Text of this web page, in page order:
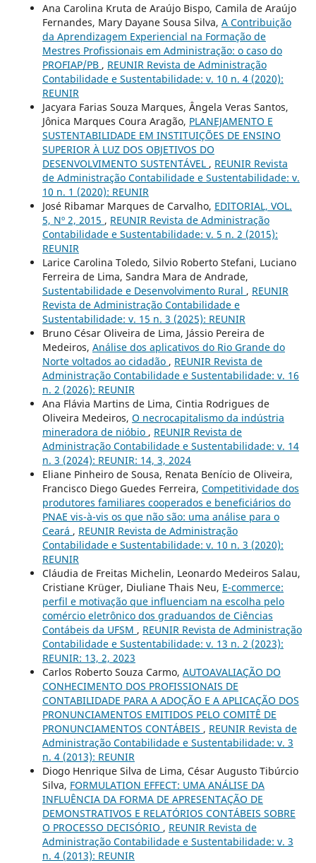
Ana Carolina Kruta de Araújo Bispo, Camila de Araújo
Fernandes, Mary Dayane Sousa Silva, A Contribuição
da Aprendizagem Experiencial na Formação de
Mestres Profissionais em Administração: o caso do
PROFIAP/PB , REUNIR Revista de Administração
Contabilidade e Sustentabilidade: v. 10 n. 4 (2020):
REUNIR
Jacyara Farias Souza Marques, Ângela Veras Santos,
Jônica Marques Coura Aragão, PLANEJAMENTO E
SUSTENTABILIDADE EM INSTITUIÇÕES DE ENSINO
SUPERIOR À LUZ DOS OBJETIVOS DO
DESENVOLVIMENTO SUSTENTÁVEL , REUNIR Revista
de Administração Contabilidade e Sustentabilidade: v.
10 n. 1 (2020): REUNIR
José Ribamar Marques de Carvalho, EDITORIAL, VOL.
5, Nº 2, 2015 , REUNIR Revista de Administração
Contabilidade e Sustentabilidade: v. 5 n. 2 (2015):
REUNIR
Larice Carolina Toledo, Silvio Roberto Stefani, Luciano
Ferreira de Lima, Sandra Mara de Andrade,
Sustentabilidade e Desenvolvimento Rural , REUNIR
Revista de Administração Contabilidade e
Sustentabilidade: v. 15 n. 3 (2025): REUNIR
Bruno César Oliveira de Lima, Jássio Pereira de
Medeiros, Análise dos aplicativos do Rio Grande do
Norte voltados ao cidadão , REUNIR Revista de
Administração Contabilidade e Sustentabilidade: v. 16
n. 2 (2026): REUNIR
Ana Flávia Martins de Lima, Cintia Rodrigues de
Oliveira Medeiros, O necrocapitalismo da indústria
mineradora de nióbio , REUNIR Revista de
Administração Contabilidade e Sustentabilidade: v. 14
n. 3 (2024): REUNIR: 14, 3, 2024
Eliane Pinheiro de Sousa, Renata Benício de Oliveira,
Francisco Diego Guedes Ferreira, Competitividade dos
produtores familiares cooperados e beneficiários do
PNAE vis-à-vis os que não são: uma análise para o
Ceará , REUNIR Revista de Administração
Contabilidade e Sustentabilidade: v. 10 n. 3 (2020):
REUNIR
Cláudia de Freitas Michelin, Leonardo Medeiros Salau,
Cristiane Krüger, Diuliane Thais Neu, E-commerce:
perfil e motivação que influenciam na escolha pelo
comércio eletrônico dos graduandos de Ciências
Contábeis da UFSM , REUNIR Revista de Administração
Contabilidade e Sustentabilidade: v. 13 n. 2 (2023):
REUNIR: 13, 2, 2023
Carlos Roberto Souza Carmo, AUTOAVALIAÇÃO DO
CONHECIMENTO DOS PROFISSIONAIS DE
CONTABILIDADE PARA A ADOÇÃO E A APLICAÇÃO DOS
PRONUNCIAMENTOS EMITIDOS PELO COMITÊ DE
PRONUNCIAMENTOS CONTÁBEIS , REUNIR Revista de
Administração Contabilidade e Sustentabilidade: v. 3
n. 4 (2013): REUNIR
Diogo Henrique Silva de Lima, César Augusto Tibúrcio
Silva, FORMULATION EFFECT: UMA ANÁLISE DA
INFLUÊNCIA DA FORMA DE APRESENTAÇÃO DE
DEMONSTRATIVOS E RELATÓRIOS CONTÁBEIS SOBRE
O PROCESSO DECISÓRIO , REUNIR Revista de
Administração Contabilidade e Sustentabilidade: v. 3
n. 4 (2013): REUNIR